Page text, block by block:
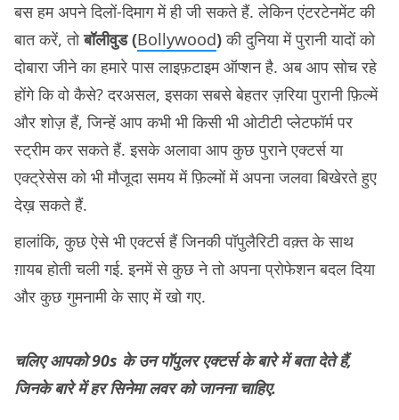
बस हम अपने दिलों-दिमाग में ही जी सकते हैं. लेकिन एंटरटेनमेंट की
बात करें, तोबॉलीवुड (Bollywood)की दुनिया में पुरानी यादों को
दोबारा जीने का हमारे पास लाइफ़टाइम ऑप्शन है. अब आप सोच रहे
होंगे कि वो कैसे? दरअसल, इसका सबसे बेहतर ज़रिया पुरानी फ़िल्में
और शोज़ हैं, जिन्हें आप कभी भी किसी भी ओटीटी प्लेटफॉर्म पर
स्ट्रीम कर सकते हैं. इसके अलावा आप कुछ पुराने एक्टर्स या
एक्ट्रेसेस को भी मौजूदा समय में फ़िल्मों में अपना जलवा बिखेरते हुए
देख़ सकते हैं.
हालांकि, कुछ ऐसे भी एक्टर्स हैं जिनकी पॉपुलैरिटी वक़्त के साथ
ग़ायब होती चली गई. इनमें से कुछ ने तो अपना प्रोफेशन बदल दिया
और कुछ गुमनामी के साए में खो गए.
चलिए आपको 90s के उन पॉपुलर एक्टर्स के बारे में बता देते हैं,
जिनके बारे में हर सिनेमा लवर को जानना चाहिए.